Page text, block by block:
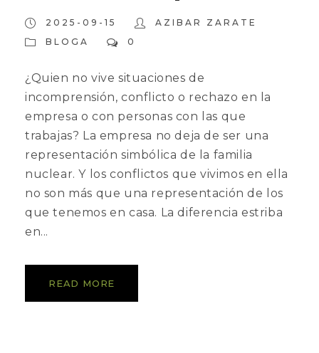
2025-09-15
AZIBAR ZARATE
BLOGA
0
¿Quien no vive situaciones de
incomprensión, conflicto o rechazo en la
empresa o con personas con las que
trabajas? La empresa no deja de ser una
representación simbólica de la familia
nuclear. Y los conflictos que vivimos en ella
no son más que una representación de los
que tenemos en casa. La diferencia estriba
en...
READ MORE